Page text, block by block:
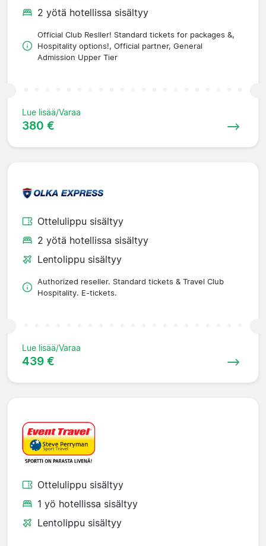
2 yötä hotellissa sisältyy
Official Club Resller! Standard tickets for packages &,
Hospitality options!, Official partner, General
Admission Upper Tier
Lue lisää/Varaa
380 €
Ottelulippu sisältyy
2 yötä hotellissa sisältyy
Lentolippu sisältyy
Authorized reseller. Standard tickets & Travel Club
Hospitality. E-tickets.
Lue lisää/Varaa
439 €
Ottelulippu sisältyy
1 yö hotellissa sisältyy
Lentolippu sisältyy